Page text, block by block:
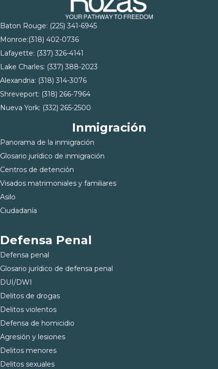
Baton Rouge: (225) 341-6945
Monroe:(318) 402-0736
Lafayette: (337) 326-4141
Lake Charles: (337) 388-2023
Alexandria: (318) 314-3076
Shreveport: (318) 266-7964
Nueva York: (332) 265-2500
Inmigración
Panorama de la inmigración
Glosario jurídico de inmigración
Centros de detención
Visados matrimoniales y familiares
Asilo
Ciudadanía
Defensa Penal
Defensa penal
Glosario jurídico de defensa penal
DUI/DWI
Delitos de drogas
Delitos violentos
Defensa de homicidio
Agresión y lesiones
Delitos menores
Delitos sexuales